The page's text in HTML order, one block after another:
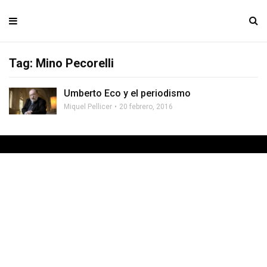
Tag: Mino Pecorelli
Umberto Eco y el periodismo
Miquel Pellicer 20 febrero, 2016